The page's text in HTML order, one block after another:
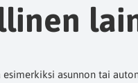
asunnon tai